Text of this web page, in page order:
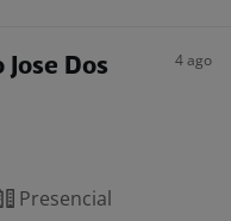
Dos
4 ago
Presencial